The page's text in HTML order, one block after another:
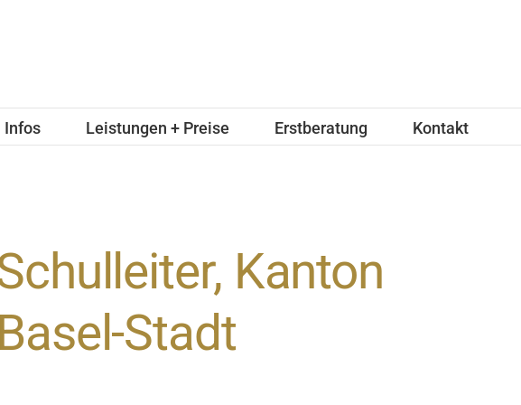
Infos Leistungen + Preise Erstberatung Kontakt
Kanton
Basel-Stadt